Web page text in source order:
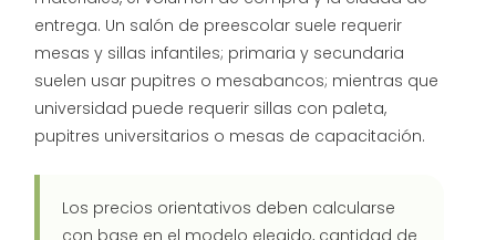
entrega. Un salón de preescolar suele requerir
mesas y sillas infantiles; primaria y secundaria
suelen usar pupitres o mesabancos; mientras que
universidad puede requerir sillas con paleta,
pupitres universitarios o mesas de capacitación.
Los precios orientativos deben calcularse
con base en el modelo elegido, cantidad de